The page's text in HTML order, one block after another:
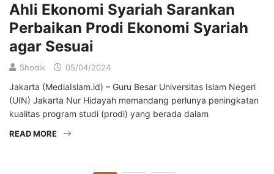
Ahli Ekonomi Syariah Sarankan
Perbaikan Prodi Ekonomi Syariah
agar Sesuai
Shodik 05/04/2024
Jakarta (MediaIslam.id) – Guru Besar Universitas Islam Negeri
(UIN) Jakarta Nur Hidayah memandang perlunya peningkatan
kualitas program studi (prodi) yang berada dalam
READ MORE